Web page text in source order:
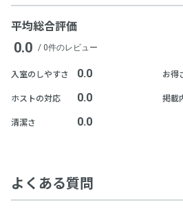
平均総合評価
0.0 / 0件のレビュー
入室のしやすさ 0.0
ホストの対応 0.0
清潔さ 0.0
お得
掲載
よくある質問